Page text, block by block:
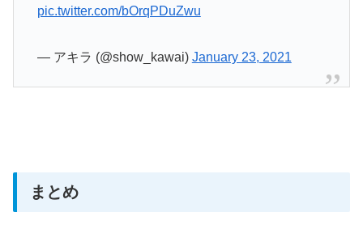
pic.twitter.com/bOrqPDuZwu
— アキラ (@show_kawai) January 23, 2021
まとめ